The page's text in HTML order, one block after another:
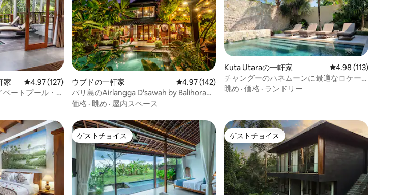
評価
家 レビュー127件、5つ星中4.97つ星の平均評価
4.97 (127)
ートプール・
ウブドの一軒家 レビュー142件、5つ星中4.97つ星の平均評価
4.97 (142)
バリ島のAirlangga D'sawah by Balihora：
ウブドの村での滞在
価格 · 眺め · 屋内スペース
Kuta Utaraの一軒家 レビュー113件、5つ
4.98 (113)
チャングーのハネムーンに最適なロケー
ション！
眺め · 価格 · ランドリー
ゲストチョイス
ゲストチョイス ゲストチョイス
ゲストチョイス